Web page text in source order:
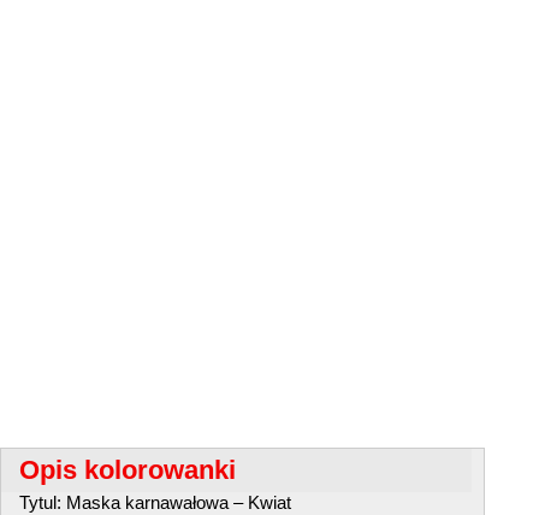
Opis kolorowanki
Tytul: Maska karnawałowa – Kwiat